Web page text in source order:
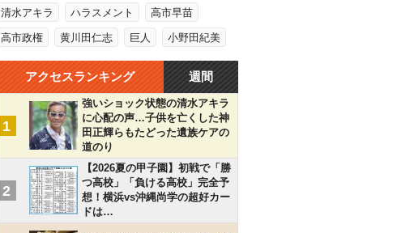
清水アキラ ハラスメント 高市早苗
高市政権 黄川田仁志 巨人 小野田紀美
アクセスランキング 週間
1
強いショック状態の清水アキラ
に心配の声…子供を亡くした神
田正輝らもたどった遺族ケアの
道のり
2
【2026夏の甲子園】初戦で「勝
つ高校」「負ける高校」完全予
想！横浜vs沖縄尚学の超好カー
ドは…